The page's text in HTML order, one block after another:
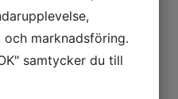
marknadsföring.
samtycker du till